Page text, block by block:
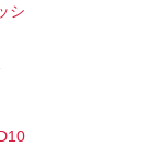
シ